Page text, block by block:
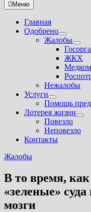
Меню
Главная
Одобрено
Показать
подменю
Жалобы
ЖКХ
Нежалобы
Услуги
Показать
подменю
Помощь
Лотерея жизни
Повезло
Неповезло
Контакты
Жалобы
В то время,
«зеленые»
мозги